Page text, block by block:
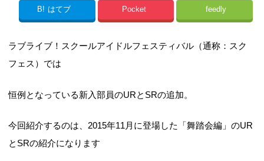
B! はてブ Pocket feedly
ラブライブ！スクールアイドルフェスティバル（通称：スク
フェス）では
恒例となっている新入部員のURとSRの追加。
今回紹介するのは、2015年11月に登場した「舞踏会編」のUR
とSRの紹介になります